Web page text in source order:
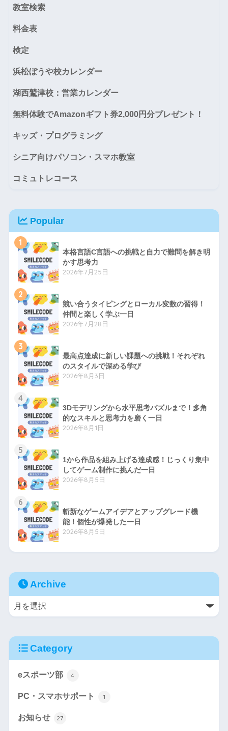
教室検索
料金表
検定
浜松ぼうや校カレンダー
湖西鷲津校：営業カレンダー
無料体験でAmazonギフト券2,000円分プレゼント！
キッズ・プログラミング
シニア向けパソコン・スマホ教室
コミュトレコース
Popular
1
本格言語C言語への挑戦と自力で難問を解き明
かす思考力
2026年7月25日
2
競い合うタイピングとローカル変数の習得！
仲間と楽しく学ぶ一日
2026年7月28日
3
最高点達成に新しい課題への挑戦！それぞれ
のスタイルで深める学び
2026年8月3日
4
3Dモデリングから水平思考パズルまで！多角
的なスキルと思考力を磨く一日
2026年8月1日
5
1から作品を組み上げる達成感！じっくり集中
してゲーム制作に挑んだ一日
2026年8月5日
6
斬新なゲームアイデアとアップグレード機
能！個性が爆発した一日
2026年8月5日
Archive
Category
eスポーツ部 4
PC・スマホサポート 1
お知らせ 27